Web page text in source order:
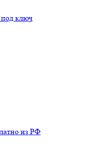
под ключ
из РФ